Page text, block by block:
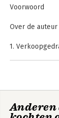
Voorwoord
Over de auteur
1.
- Wat is
- De
Anderen